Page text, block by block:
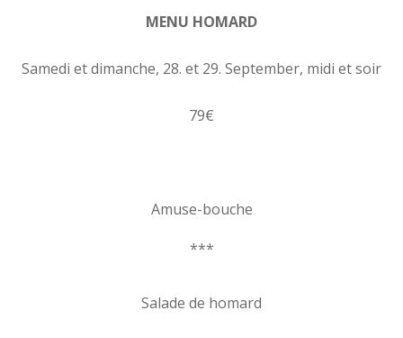
MENU HOMARD
Samedi et dimanche, 28. et 29. September, midi et soir
79€
Amuse-bouche
***
Salade de homard